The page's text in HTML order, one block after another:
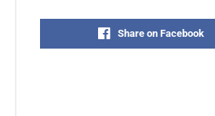
Share on Facebook